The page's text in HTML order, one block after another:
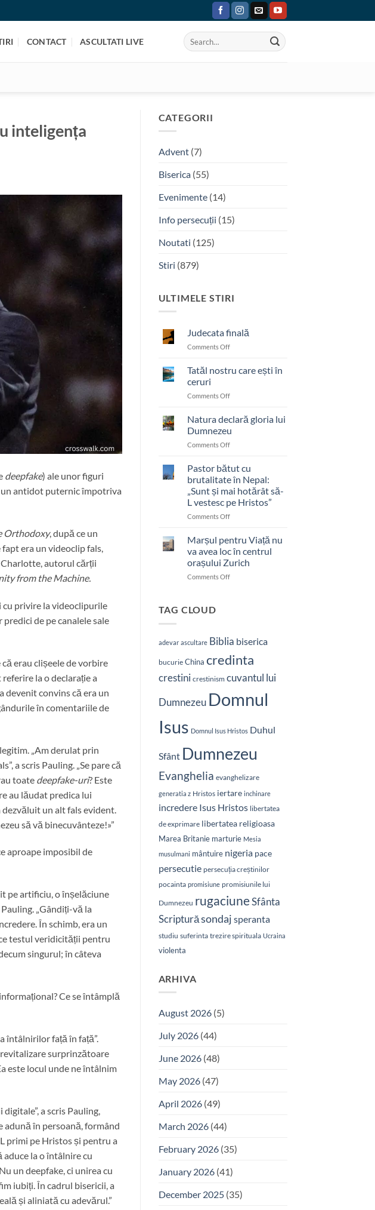
CONTACT ASCULTATI LIVE
inteligența
deepfake) ale unor figuri
un antidot puternic împotriva
Orthodoxy, după ce un
era un videoclip fals,
autorul cărții
from the Machine.
privire la videoclipurile
de pe canalele sale
că erau clișeele de vorbire
la o declarație a
devenit convins că era un
în comentariile de
„Am derulat prin
a scris Pauling. „Se pare că
toate deepfake-uri? Este
au lăudat predica lui
dezvăluit un alt fals evident.
să vă binecuvânteze!»”
aproape imposibil de
pe artificiu, o înșelăciune
„Gândiți-vă la
În schimb, era un
testul veridicității pentru
singurul; în câteva
Ce se întâmplă
întâlnirilor față în față”.
revitalizare surprinzătoare
este locul unde ne întâlnim
a scris Pauling,
adună în persoană, formând
primi pe Hristos și pentru a
aduce la o întâlnire cu
un deepfake, ci unirea cu
iubiți. În cadrul bisericii, a
și aliniată cu adevărul.”
CATEGORII
Advent(7)
Biserica(55)
Evenimente(14)
Info persecuții (15)
Noutati (125)
Stiri (879)
ULTIMELE STIRI
Judecata finală
Comments Offon
Tatăl nostru care ești în
ceruri
Comments Offon
nostru
ești
în
Natura declară gloria lui
Dumnezeu
Comments Offon
declară
lui
Dumnezeu
Pastor bătut cu
brutalitate în Nepal:
„Sunt și mai hotărât să-
L vestesc pe Hristos”
Comments Offon
bătut
brutalitate
în
Nepal:
pe
Marșul pentru Viață nu
va avea loc în centrul
orașului Zurich
Comments Offon
avea
loc
în
orașului
TAG CLOUD
adevar ascultare Biblia biserica
bucurie China credinta
crestini crestinism cuvantul lui
Dumnezeu Domnul
Isus Domnul Isus Hristos Duhul
Sfânt Dumnezeu
Evanghelia evanghelizare
generatia z Hristos iertare inchinare
incredere Isus Hristos libertatea
de exprimare libertatea religioasa
Marea Britanie marturie Mesia
musulmani mântuire nigeria pace
persecutie persecuția creștinilor
pocainta promisiune promisiunile lui
Dumnezeu rugaciuneSfânta
Scripturăsondaj speranta
studiu suferinta trezire spirituala Ucraina
violenta
ARHIVA
August 2026(5)
July 2026(44)
June 2026(48)
May 2026(47)
April 2026(49)
March 2026(44)
February 2026(35)
January 2026(41)
December 2025(35)